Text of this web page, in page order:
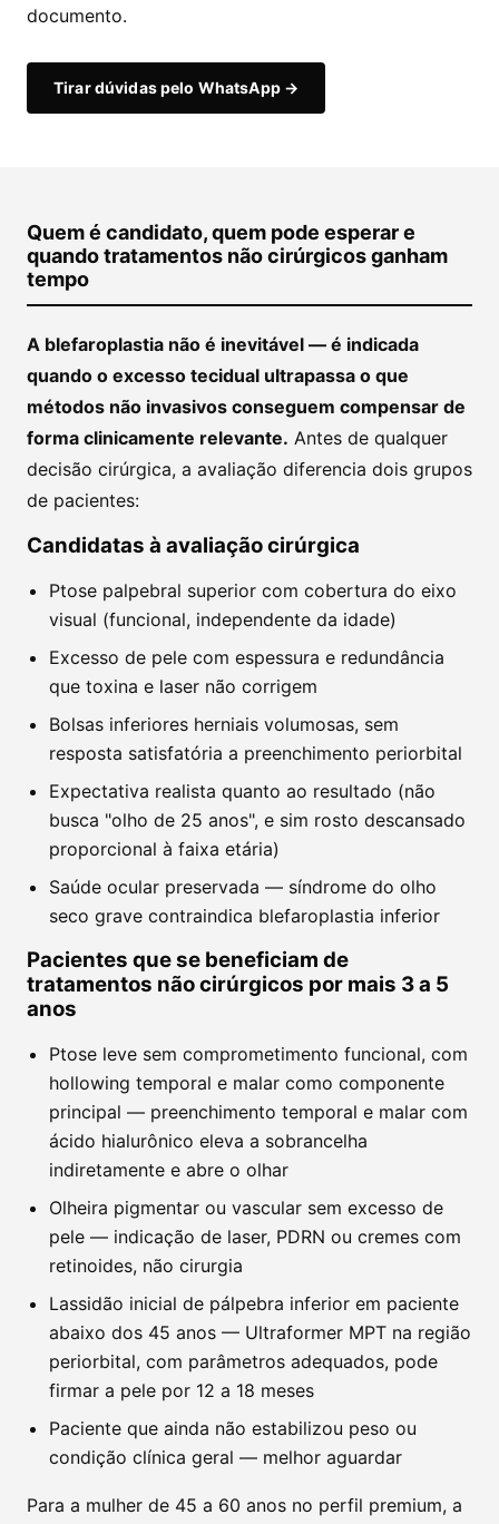
documento.
Tirar dúvidas pelo WhatsApp →
Quem é candidato, quem pode esperar e
quando tratamentos não cirúrgicos ganham
tempo
A blefaroplastia não é inevitável — é indicada
quando o excesso tecidual ultrapassa o que
métodos não invasivos conseguem compensar de
forma clinicamente relevante. Antes de qualquer
decisão cirúrgica, a avaliação diferencia dois grupos
de pacientes:
Candidatas à avaliação cirúrgica
Ptose palpebral superior com cobertura do eixo
visual (funcional, independente da idade)
Excesso de pele com espessura e redundância
que toxina e laser não corrigem
Bolsas inferiores herniais volumosas, sem
resposta satisfatória a preenchimento periorbital
Expectativa realista quanto ao resultado (não
busca "olho de 25 anos", e sim rosto descansado
proporcional à faixa etária)
Saúde ocular preservada — síndrome do olho
seco grave contraindica blefaroplastia inferior
Pacientes que se beneficiam de
tratamentos não cirúrgicos por mais 3 a 5
anos
Ptose leve sem comprometimento funcional, com
hollowing temporal e malar como componente
principal — preenchimento temporal e malar com
ácido hialurônico eleva a sobrancelha
indiretamente e abre o olhar
Olheira pigmentar ou vascular sem excesso de
pele — indicação de laser, PDRN ou cremes com
retinoides, não cirurgia
Lassidão inicial de pálpebra inferior em paciente
abaixo dos 45 anos — Ultraformer MPT na região
periorbital, com parâmetros adequados, pode
firmar a pele por 12 a 18 meses
Paciente que ainda não estabilizou peso ou
condição clínica geral — melhor aguardar
Para a mulher de 45 a 60 anos no perfil premium, a